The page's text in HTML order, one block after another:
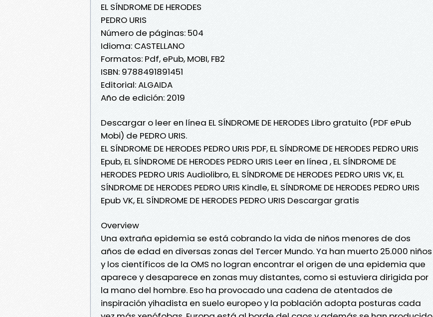
EL SÍNDROME DE HERODES
PEDRO URIS
Número de páginas: 504
Idioma: CASTELLANO
Formatos: Pdf, ePub, MOBI, FB2
ISBN: 9788491891451
Editorial: ALGAIDA
Año de edición: 2019
Descargar o leer en línea EL SÍNDROME DE HERODES Libro gratuito (PDF ePub
Mobi) de PEDRO URIS.
EL SÍNDROME DE HERODES PEDRO URIS PDF, EL SÍNDROME DE HERODES PEDRO URIS
Epub, EL SÍNDROME DE HERODES PEDRO URIS Leer en línea , EL SÍNDROME DE
HERODES PEDRO URIS Audiolibro, EL SÍNDROME DE HERODES PEDRO URIS VK, EL
SÍNDROME DE HERODES PEDRO URIS Kindle, EL SÍNDROME DE HERODES PEDRO URIS
Epub VK, EL SÍNDROME DE HERODES PEDRO URIS Descargar gratis
Overview
Una extraña epidemia se está cobrando la vida de niños menores de dos
años de edad en diversas zonas del Tercer Mundo. Ya han muerto 25.000 niños
y los científicos de la OMS no logran encontrar el origen de una epidemia que
aparece y desaparece en zonas muy distantes, como si estuviera dirigida por
la mano del hombre. Eso ha provocado una cadena de atentados de
inspiración yihadista en suelo europeo y la población adopta posturas cada